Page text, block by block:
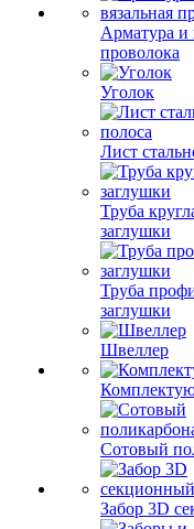
Арматура и
проволока
Уголок
Лист
Труба
заглушки
Труба
заглушки
Швеллер
Сотовый
Забор 3D